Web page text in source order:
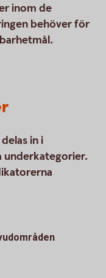
inom de
behöver för
in i
underkategorier.